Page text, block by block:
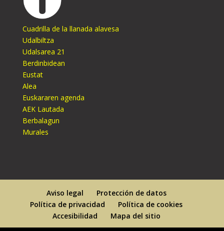
Cuadrilla de la llanada alavesa
Udalbiltza
Udalsarea 21
Berdinbidean
Eustat
Alea
Euskararen agenda
AEK Lautada
Berbalagun
Murales
Aviso legal
Protección de datos
Política de privacidad
Política de cookies
Accesibilidad
Mapa del sitio